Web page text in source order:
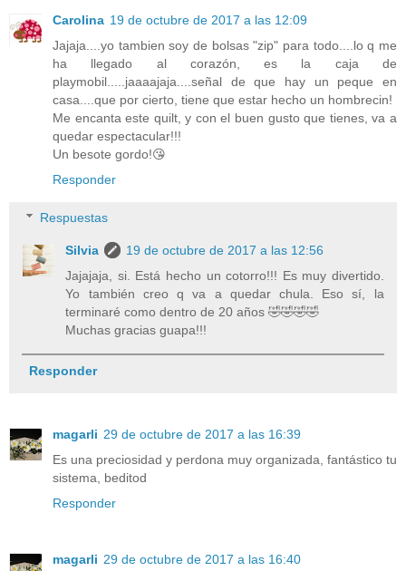
Carolina 19 de octubre de 2017 a las 12:09
Jajaja....yo tambien soy de bolsas "zip" para todo....lo q me
ha llegado al corazón, es la caja de
playmobil.....jaaaajaja....señal de que hay un peque en
casa....que por cierto, tiene que estar hecho un hombrecin!
Me encanta este quilt, y con el buen gusto que tienes, va a
quedar espectacular!!!
Un besote gordo!😘
Responder
Respuestas
Silvia
19 de octubre de 2017 a las 12:56
Jajajaja, si. Está hecho un cotorro!!! Es muy divertido.
Yo también creo q va a quedar chula. Eso sí, la
terminaré como dentro de 20 años 🤣🤣🤣🤣
Muchas gracias guapa!!!
Responder
magarli 29 de octubre de 2017 a las 16:39
Es una preciosidad y perdona muy organizada, fantástico tu
sistema, beditod
Responder
magarli 29 de octubre de 2017 a las 16:40